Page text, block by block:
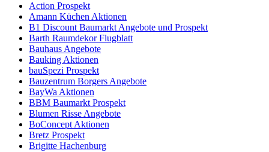
Action Prospekt
Amann Küchen Aktionen
B1 Discount Baumarkt Angebote und Prospekt
Barth Raumdekor Flugblatt
Bauhaus Angebote
Bauking Aktionen
bauSpezi Prospekt
Bauzentrum Borgers Angebote
BayWa Aktionen
BBM Baumarkt Prospekt
Blumen Risse Angebote
BoConcept Aktionen
Bretz Prospekt
Brigitte Hachenburg